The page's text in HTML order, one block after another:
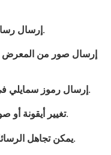
2 – إرسال رسائل كتابية خاصّة و عامة غير محدودة.
4 – إرسال رموز سمايلي في الغرف العامة والمحادثات الخاصّة.
5 – تغيير أيقونة أو صورة المتحدث الشخصية في الدردشة.
6 – يمكن تجاهل الرسائل الخاصّة و العامة من شخص معين.